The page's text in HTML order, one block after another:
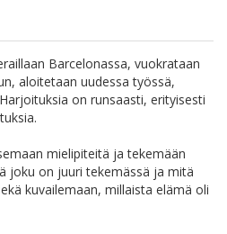
Barcelonassa, vuokrataan
aloitetaan uudessa työssä,
on runsaasti, erityisesti
mielipiteitä ja tekemään
joku on juuri tekemässä ja mitä
kuvailemaan, millaista elämä oli